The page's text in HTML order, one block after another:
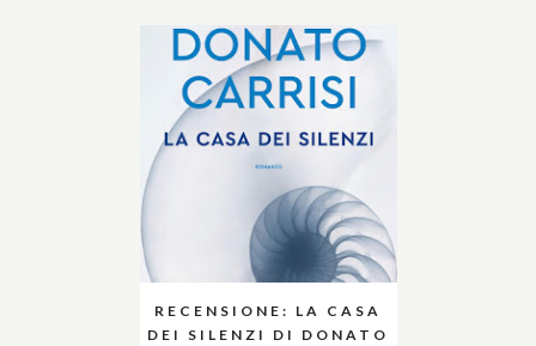
RECENSIONE: LA CASA
DEI SILENZI DI DONATO